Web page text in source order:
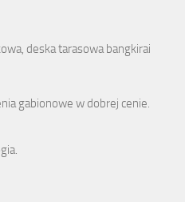
deska tarasowa bangkirai
gabionowe w dobrej cenie.